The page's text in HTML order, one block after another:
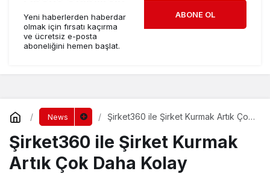
Yeni haberlerden haberdar
olmak için fırsatı kaçırma
ve ücretsiz e-posta
aboneliğini hemen başlat.
ABONE OL
News
Şirket360 ile Şirket Kurmak Artık Çok
Şirket360 ile Şirket Kurmak
Artık Çok Daha Kolay